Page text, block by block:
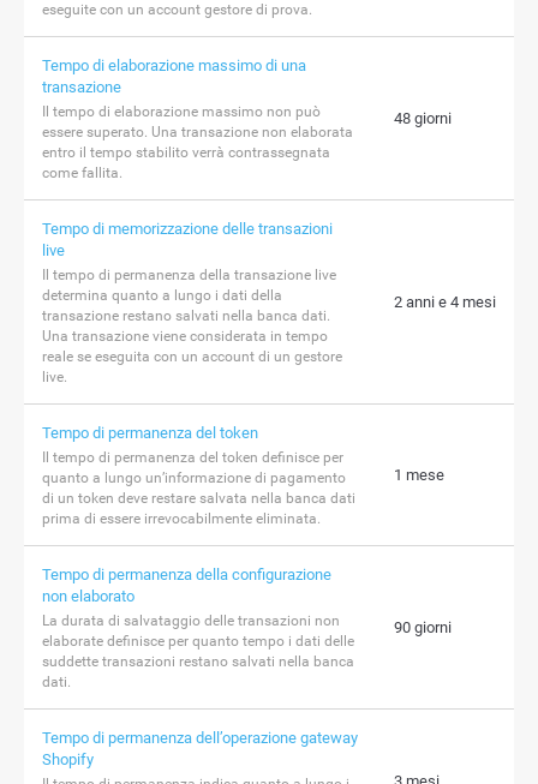
eseguite con un account gestore di prova.
Tempo di elaborazione massimo di una
transazione
Il tempo di elaborazione massimo non può
essere superato. Una transazione non elaborata
entro il tempo stabilito verrà contrassegnata
come fallita.
48 giorni
Tempo di memorizzazione delle transazioni
live
Il tempo di permanenza della transazione live
determina quanto a lungo i dati della
transazione restano salvati nella banca dati.
Una transazione viene considerata in tempo
reale se eseguita con un account di un gestore
live.
2 anni e 4 mesi
Tempo di permanenza del token
Il tempo di permanenza del token definisce per
quanto a lungo un’informazione di pagamento
di un token deve restare salvata nella banca dati
prima di essere irrevocabilmente eliminata.
1 mese
Tempo di permanenza della configurazione
non elaborato
La durata di salvataggio delle transazioni non
elaborate definisce per quanto tempo i dati delle
suddette transazioni restano salvati nella banca
dati.
90 giorni
Tempo di permanenza dell’operazione gateway
Shopify